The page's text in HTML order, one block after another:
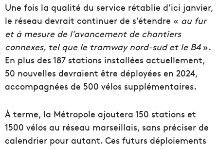
Une fois la qualité du service rétablie d’ici janvier,
le réseau devrait continuer de s’étendre « au fur
et à mesure de l’avancement de chantiers
connexes, tel que le tramway nord-sud et le B4».
En plus des 187 stations installées actuellement,
50 nouvelles devraient être déployées en 2024,
accompagnées de 500 vélos supplémentaires.
À terme, la Métropole ajoutera 150 stations et
1500 vélos au réseau marseillais, sans préciser de
calendrier pour autant. Ces futurs déploiements